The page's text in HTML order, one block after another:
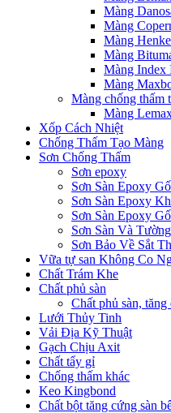
Màng
Màng
Màng
Màng
Màng Index
Màng
Màng chống thấm
Màng
Xốp Cách Nhiệt
Chống Thấm Tạo Màng
Sơn Chống Thấm
Sơn epoxy
Sơn Sàn Epoxy
Sơn Sàn Epoxy
Sơn Sàn Epoxy
Sơn Sàn Và
Sơn Bảo Về Sắt
Vữa tự san Không Co
Chất Trám Khe
Chất phủ sàn
Chất phủ sàn,
Lưới Thủy Tinh
Vải Địa Kỹ Thuật
Gạch Chịu Axit
Chất tẩy gỉ
Chống thấm khác
Keo Kingbond
Chất bột tăng cứng sàn